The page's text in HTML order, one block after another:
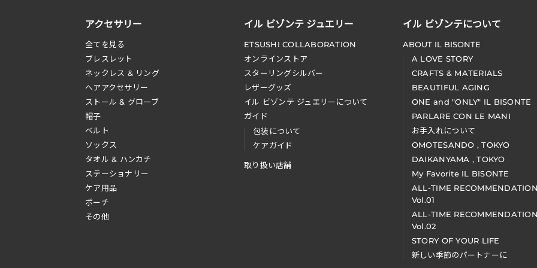
アクセサリー
全てを見る
ブレスレット
ネックレス & リング
へアアクセサリー
ストール & グローブ
帽子
ベルト
ソックス
タオル & ハンカチ
ステーショナリー
ケア用品
ポーチ
その他
イル ビゾンテ ジュエリー
ETSUSHI COLLABORATION
オンラインストア
スターリングシルバー
レザーグッズ
イル ビゾンテ ジュエリーについて
ガイド
包装について
ケアガイド
取り扱い店舗
イル ビゾンテについて
ABOUT IL BISONTE
A LOVE STORY
CRAFTS & MATERIALS
BEAUTIFUL AGING
ONE and "ONLY" IL BISONTE
PARLARE CON LE MANI
お手入れについて
OMOTESANDO , TOKYO
DAIKANYAMA , TOKYO
My Favorite IL BISONTE
ALL-TIME
Vol.01
ALL-TIME
Vol.02
STORY OF YOUR LIFE
新しい季節のパートナーに